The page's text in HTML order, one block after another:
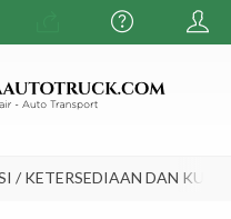
KETERSEDIAAN DAN KURS